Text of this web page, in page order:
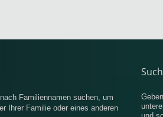
Familiennamen suchen, um
Ihrer Familie oder eines anderen